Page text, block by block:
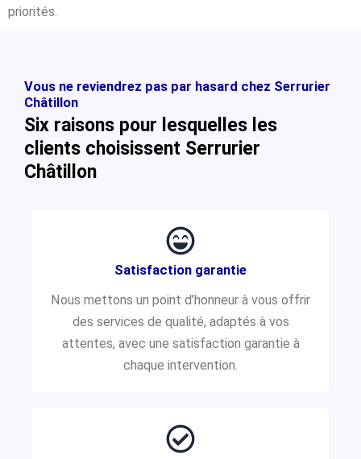
priorités.
Vous ne reviendrez pas par hasard chez Serrurier
Châtillon
Six raisons pour lesquelles les
clients choisissent Serrurier
Châtillon
Satisfaction garantie
Nous mettons un point d’honneur à vous offrir
des services de qualité, adaptés à vos
attentes, avec une satisfaction garantie à
chaque intervention.